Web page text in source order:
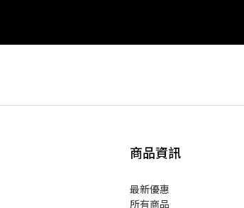
商品資訊
最新優惠
所有商品